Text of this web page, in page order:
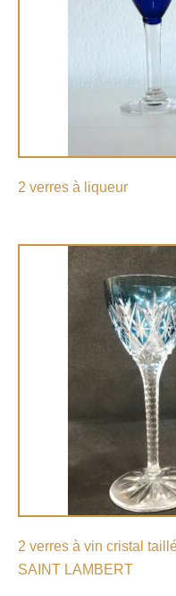
2 verres à liqueur
2 verres à vin cristal
SAINT LAMBERT